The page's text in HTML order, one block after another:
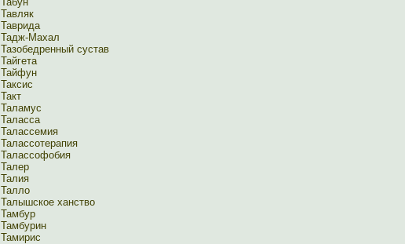
Тавляк
Таврида
Тадж-Махал
Тазобедренный сустав
Тайгета
Тайфун
Таксис
Такт
Таламус
Таласса
Талассемия
Талассотерапия
Талассофобия
Талер
Талия
Талло
Талышское ханство
Тамбур
Тамбурин
Тамирис